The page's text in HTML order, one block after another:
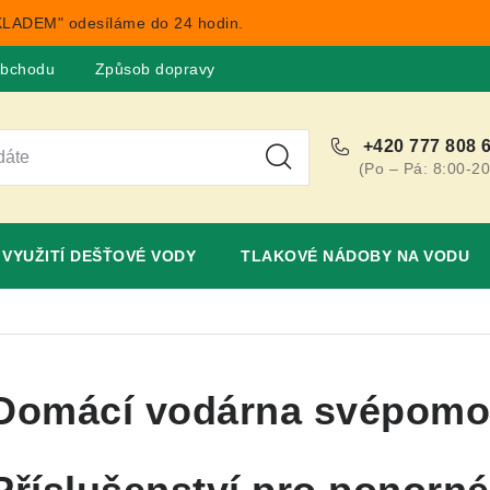
odesíláme do 24 hodin.
Způsob dopravy
+420 777 808
(Po – Pá: 8:00-
VYUŽITÍ DEŠŤOVÉ VODY TLAKOVÉ NÁDOBY NA VODU
vodárna